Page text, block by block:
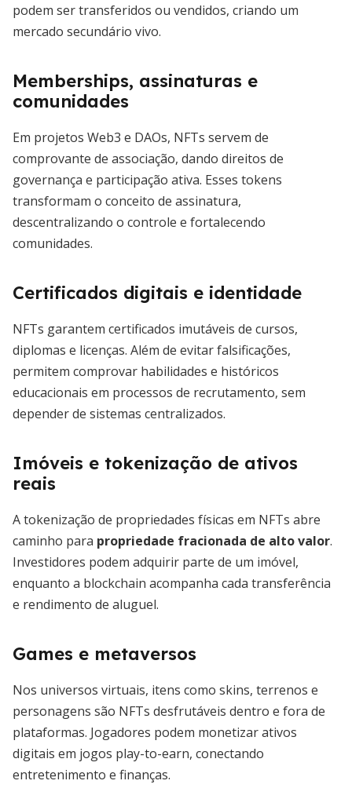
podem ser transferidos ou vendidos, criando um
mercado secundário vivo.
Memberships, assinaturas e
comunidades
Em projetos Web3 e DAOs, NFTs servem de
comprovante de associação, dando direitos de
governança e participação ativa. Esses tokens
transformam o conceito de assinatura,
descentralizando o controle e fortalecendo
comunidades.
Certificados digitais e identidade
NFTs garantem certificados imutáveis de cursos,
diplomas e licenças. Além de evitar falsificações,
permitem comprovar habilidades e históricos
educacionais em processos de recrutamento, sem
depender de sistemas centralizados.
Imóveis e tokenização de ativos
reais
A tokenização de propriedades físicas em NFTs abre
caminho para propriedade fracionada de alto valor.
Investidores podem adquirir parte de um imóvel,
enquanto a blockchain acompanha cada transferência
e rendimento de aluguel.
Games e metaversos
Nos universos virtuais, itens como skins, terrenos e
personagens são NFTs desfrutáveis dentro e fora de
plataformas. Jogadores podem monetizar ativos
digitais em jogos play-to-earn, conectando
entretenimento e finanças.